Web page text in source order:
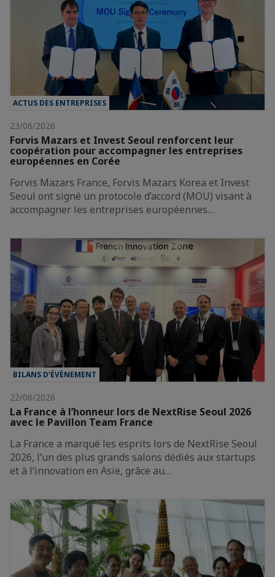
ACTUS DES ENTREPRISES
23/06/2026
Forvis Mazars et Invest Seoul renforcent leur
coopération pour accompagner les entreprises
européennes en Corée
Forvis Mazars France, Forvis Mazars Korea et Invest
Seoul ont signé un protocole d’accord (MOU) visant à
accompagner les entreprises européennes…
BILANS D’ÉVÈNEMENT
22/06/2026
La France à l’honneur lors de NextRise Seoul 2026
avec le Pavillon Team France
La France a marqué les esprits lors de NextRise Seoul
2026, l’un des plus grands salons dédiés aux startups
et à l’innovation en Asie, grâce au…